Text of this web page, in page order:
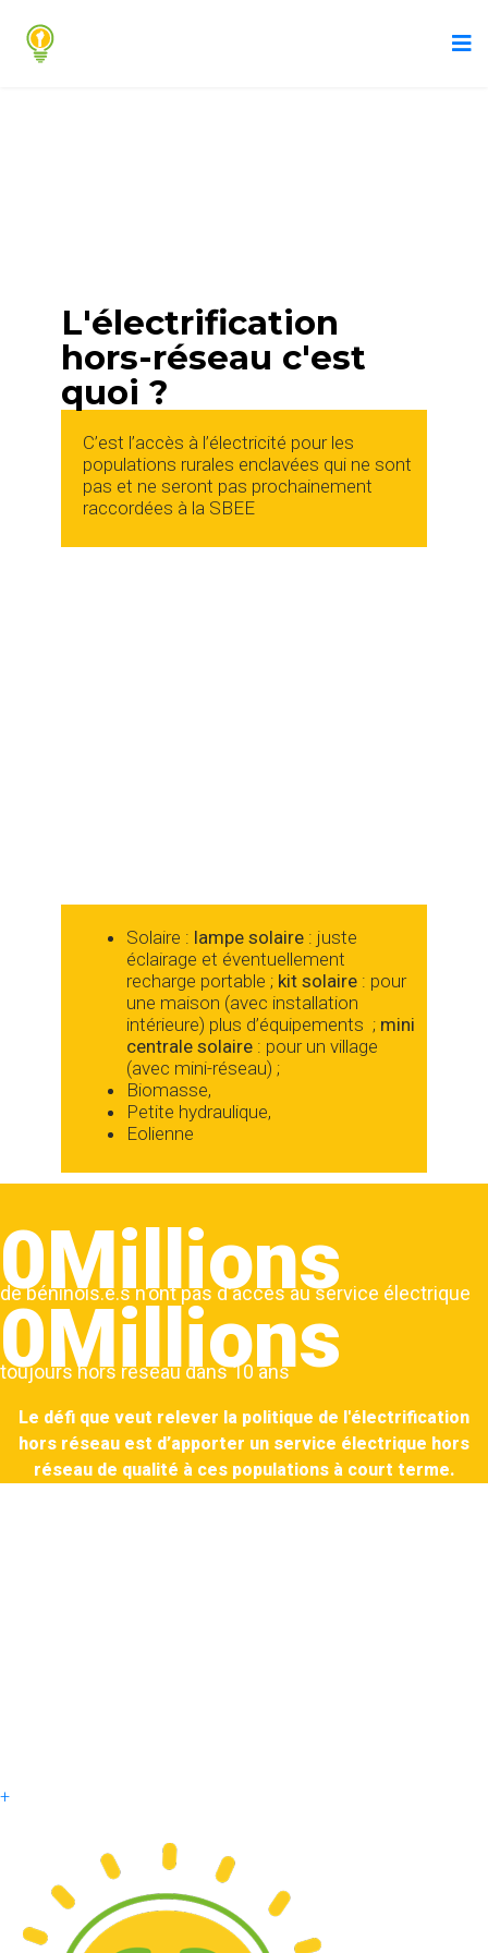
L'électrification
hors-réseau c'est
quoi ?
C’est l’accès à l’électricité pour les
populations rurales enclavées qui ne sont
pas et ne seront pas prochainement
raccordées à la SBEE
Solaire : lampe solaire : juste
éclairage et éventuellement
recharge portable ; kit solaire : pour
une maison (avec installation
intérieure) plus d’équipements ; mini
centrale solaire : pour un village
(avec mini-réseau) ;
Biomasse,
Petite hydraulique,
Eolienne
0
de béninois.e.s n'ont pas d'accès au service électrique
0
toujours hors réseau dans 10 ans
Le défi que veut relever la politique de l'électrification
hors réseau est d’apporter un service électrique hors
réseau de qualité à ces populations à court terme.
+